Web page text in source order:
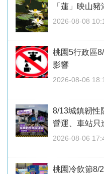
「蓮」映山
2026-08-08
桃園5行政區
影響
2026-08-06
8/13城鎮韌
營運、車站只
2026-08-06
桃園冷飲節8/